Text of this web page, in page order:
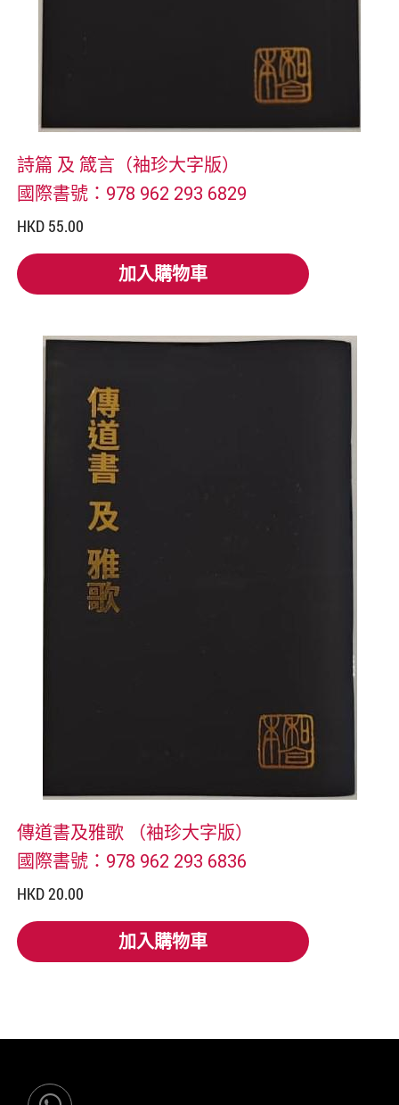
詩篇 及 箴言（袖珍大字版）
國際書號：978 962 293 6829
HKD 55.00
加入購物車
加入購物車
傳道書及雅歌 （袖珍大字版）
國際書號：978 962 293 6836
HKD 20.00
加入購物車
加入購物車